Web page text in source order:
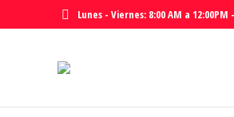
Lunes - Viernes: 8:00 AM a 12:00PM
INICIO